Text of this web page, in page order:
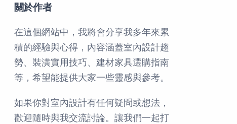
關於作者
在這個網站中，我將會分享我多年來累
積的經驗與心得，內容涵蓋室內設計趨
勢、裝潢實用技巧、建材家具選購指南
等，希望能提供大家一些靈感與參考。
如果你對室內設計有任何疑問或想法，
歡迎隨時與我交流討論。讓我們一起打